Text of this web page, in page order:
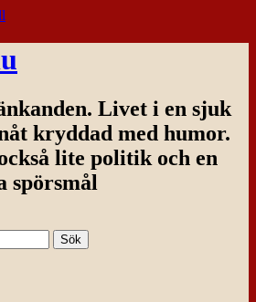
Livet i en sjuk
kryddad med humor.
lite politik och en
spörsmål